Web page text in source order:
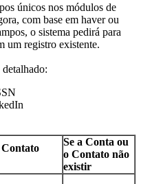
únicos nos módulos de
com base em haver ou
o sistema pedirá para
um registro existente.
Contato
Se a Conta ou
o Contato não
existir